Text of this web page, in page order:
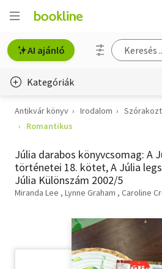
AI ajánló
Kategóriák
Életmód, egészség
Gyermek- és ifjúsági
Hobbi, szabadidő
Antikvár könyv Irodalom
Romantikus
Júlia darabos könyvcsomag: A
történetei 18. kötet, A Júlia
Júlia Különszám 2002/5
Miranda Lee Lynne Graham Caroline